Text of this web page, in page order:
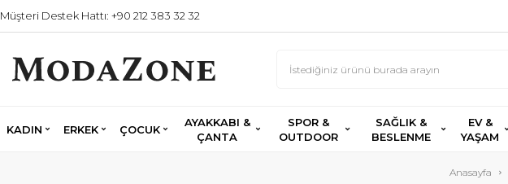
Müşteri Destek Hattı: +90 212 383 32 32
KADIN ERKEK ÇOCUK
AYAKKABI &
ÇANTA
SPOR &
OUTDOOR
SAĞLIK &
BESLENME
EV &
YAŞAM
Anasayfa